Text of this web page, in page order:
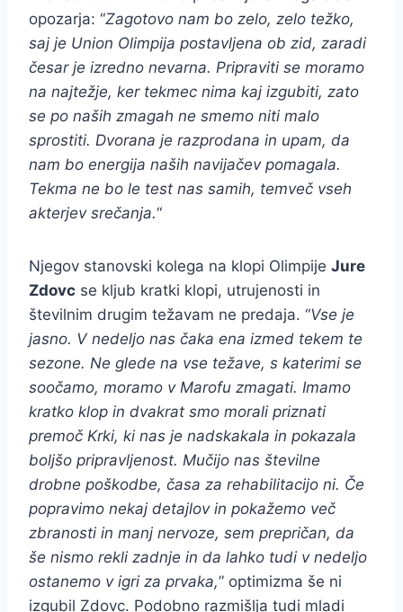
opozarja: “Zagotovo nam bo zelo, zelo težko,
saj je Union Olimpija postavljena ob zid, zaradi
česar je izredno nevarna. Pripraviti se moramo
na najtežje, ker tekmec nima kaj izgubiti, zato
se po naših zmagah ne smemo niti malo
sprostiti. Dvorana je razprodana in upam, da
nam bo energija naših navijačev pomagala.
Tekma ne bo le test nas samih, temveč vseh
akterjev srečanja.“
Njegov stanovski kolega na klopi Olimpije Jure
Zdovc se kljub kratki klopi, utrujenosti in
številnim drugim težavam ne predaja. “Vse je
jasno. V nedeljo nas čaka ena izmed tekem te
sezone. Ne glede na vse težave, s katerimi se
soočamo, moramo v Marofu zmagati. Imamo
kratko klop in dvakrat smo morali priznati
premoč Krki, ki nas je nadskakala in pokazala
boljšo pripravljenost. Mučijo nas številne
drobne poškodbe, časa za rehabilitacijo ni. Če
popravimo nekaj detajlov in pokažemo več
zbranosti in manj nervoze, sem prepričan, da
še nismo rekli zadnje in da lahko tudi v nedeljo
ostanemo v igri za prvaka,” optimizma še ni
izgubil Zdovc. Podobno razmišlja tudi mladi